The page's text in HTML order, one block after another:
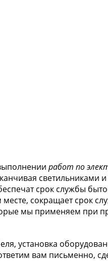
работ по
светильниками
срок службы
сокращает срок
мы применяем при
установка
вам письменно,